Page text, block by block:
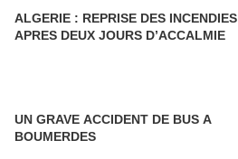
ALGERIE : REPRISE DES INCENDIES
APRES DEUX JOURS D’ACCALMIE
UN GRAVE ACCIDENT DE BUS A
BOUMERDES